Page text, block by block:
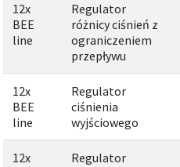
12x
BEE
line
Regulator
różnicy ciśnień z
ograniczeniem
przepływu
12x
BEE
line
Regulator
ciśnienia
wyjściowego
12x
Regulator